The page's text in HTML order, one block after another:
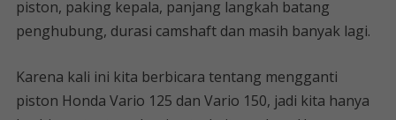
piston, paking kepala, panjang langkah batang
penghubung, durasi camshaft dan masih banyak lagi.
Karena kali ini kita berbicara tentang mengganti
piston Honda Vario 125 dan Vario 150, jadi kita hanya